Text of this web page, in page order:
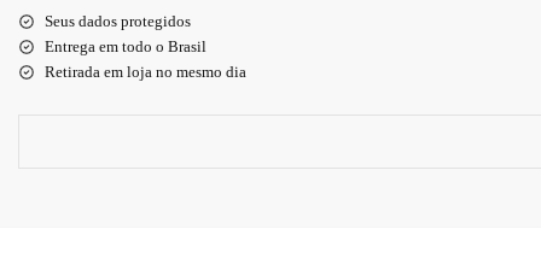
Seus dados protegidos
Entrega em todo o Brasil
Retirada em loja no mesmo dia